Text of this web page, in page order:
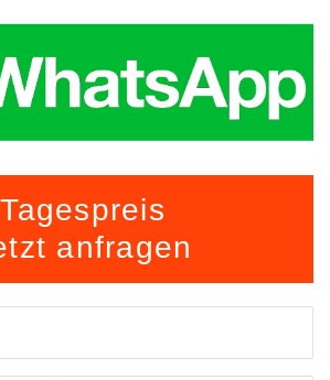
Tagespreis
anfragen